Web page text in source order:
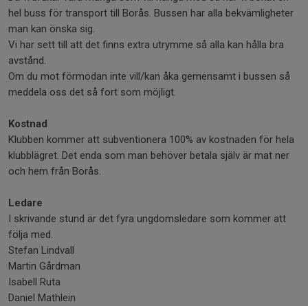
hel buss för transport till Borås. Bussen har alla bekvämligheter
man kan önska sig.
Vi har sett till att det finns extra utrymme så alla kan hålla bra
avstånd.
Om du mot förmodan inte vill/kan åka gemensamt i bussen så
meddela oss det så fort som möjligt.
Kostnad
Klubben kommer att subventionera 100% av kostnaden för hela
klubblägret. Det enda som man behöver betala själv är mat ner
och hem från Borås.
Ledare
I skrivande stund är det fyra ungdomsledare som kommer att
följa med.
Stefan Lindvall
Martin Gårdman
Isabell Ruta
Daniel Mathlein